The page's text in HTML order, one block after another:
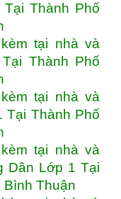
Thành Phố
tại nhà và
Thành Phố
tại nhà và
Tại Thành Phố
tại nhà và
Dân Lớp 1 Tại
Bình Thuận